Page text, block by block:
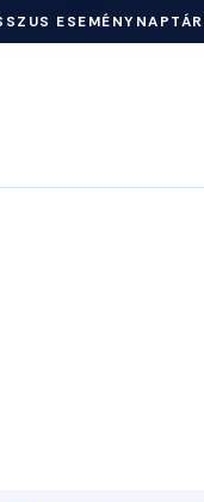
ESEMÉNYNAPTÁR